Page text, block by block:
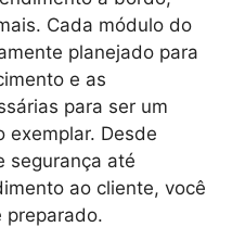
Cada módulo do
planejado para
e as
para ser um
exemplar. Desde
segurança até
ao cliente, você
preparado.